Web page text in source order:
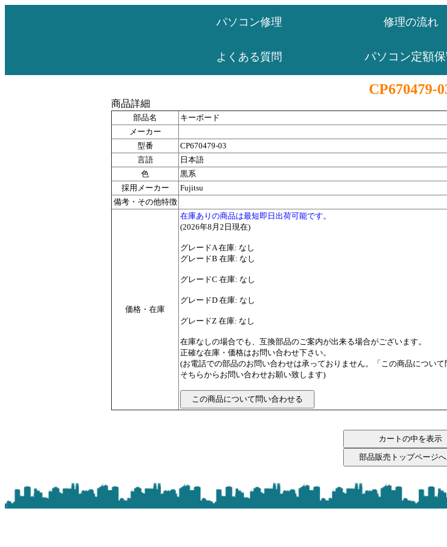
パソコン修理 修理の流れ
よくある質問 パソコン定額
CP670479-
商品詳細
部品名
キーボード
メーカー
型番
CP670479-03
言語
日本語
色
黒系
採用メーカー
Fujitsu
備考・その他特徴
価格・在庫
在庫ありの商品は最短即日出荷可能です。
(2026年8月2日現在)
グレードA 在庫: なし
グレードB 在庫: なし
グレードC 在庫: なし
グレードD 在庫: なし
グレードZ 在庫: なし
在庫なしの場合でも、互換部品のご案内が出来る場合がございます。
正確な在庫・価格はお問い合わせ下さい。
(お電話での部品のお問い合わせは承っておりません。「この商品につい
そちらからお問い合わせお願い致します)